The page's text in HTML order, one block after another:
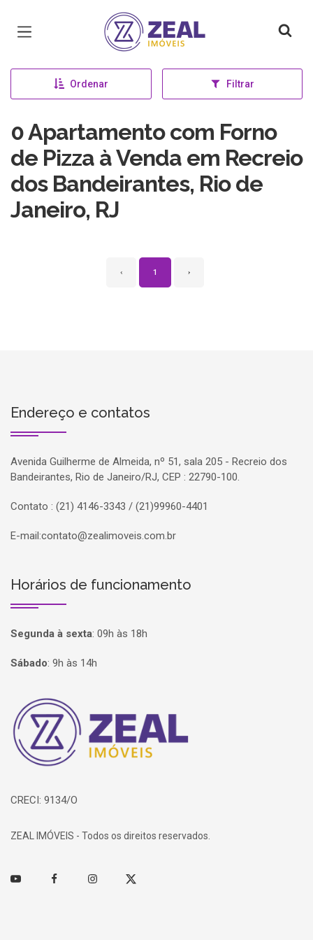
Página inicial
Ordenar Filtrar
0 Apartamento com Forno
de Pizza à Venda em Recreio
dos Bandeirantes, Rio de
Janeiro, RJ
‹ 1 ›
Endereço e contatos
Avenida Guilherme de Almeida, nº 51, sala 205 - Recreio dos
Bandeirantes, Rio de Janeiro/RJ, CEP : 22790-100.
Contato : (21) 4146-3343 / (21)99960-4401
E-mail:contato@zealimoveis.com.br
Horários de funcionamento
Segunda à sexta: 09h às 18h
Sábado: 9h às 14h
Página inicial
CRECI: 9134/O
ZEAL IMÓVEIS - Todos os direitos reservados.
Youtube FacebookInstagramTwitter